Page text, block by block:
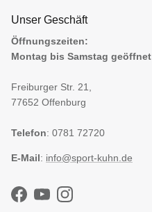
Unser Geschäft
Öffnungszeiten:
Montag bis Samstag
Freiburger Str. 21,
77652 Offenburg
Telefon: 0781 72720
E-Mail: info@sport-kuhn.de
Facebook
YouTubeInstagram